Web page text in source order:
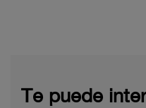
Te puede